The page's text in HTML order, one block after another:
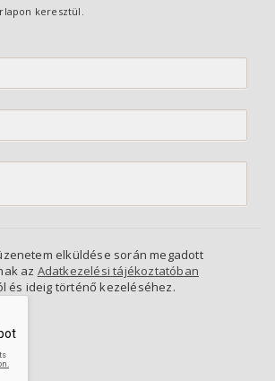
keresztül.
elküldése során megadott
az Adatkezelési tájékoztatóban
és ideig történő kezeléséhez.